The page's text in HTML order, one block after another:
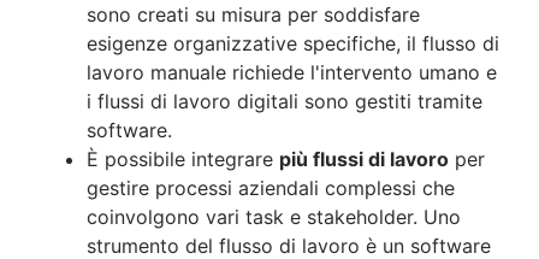
sono creati su misura per soddisfare
esigenze organizzative specifiche, il flusso di
lavoro manuale richiede l'intervento umano e
i flussi di lavoro digitali sono gestiti tramite
software.
È possibile integrare più flussi di lavoro per
gestire processi aziendali complessi che
coinvolgono vari task e stakeholder. Uno
strumento del flusso di lavoro è un software